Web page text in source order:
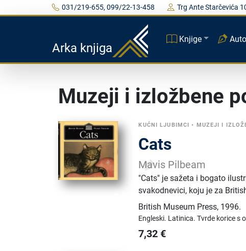
031/219-655, 099/22-13-458 Trg Ante Starčevića
Arka knjiga
Knjige
Muzeji i izložbene
KUĆNI LJUBIMCI • MUZEJI I
Cats
Mavis Pilbeam
"Cats" je sažeta i bogato
svakodnevici, koju je za
British Museum Press, 1996.
Engleski. Latinica.Tvrde korice s
7,32 €